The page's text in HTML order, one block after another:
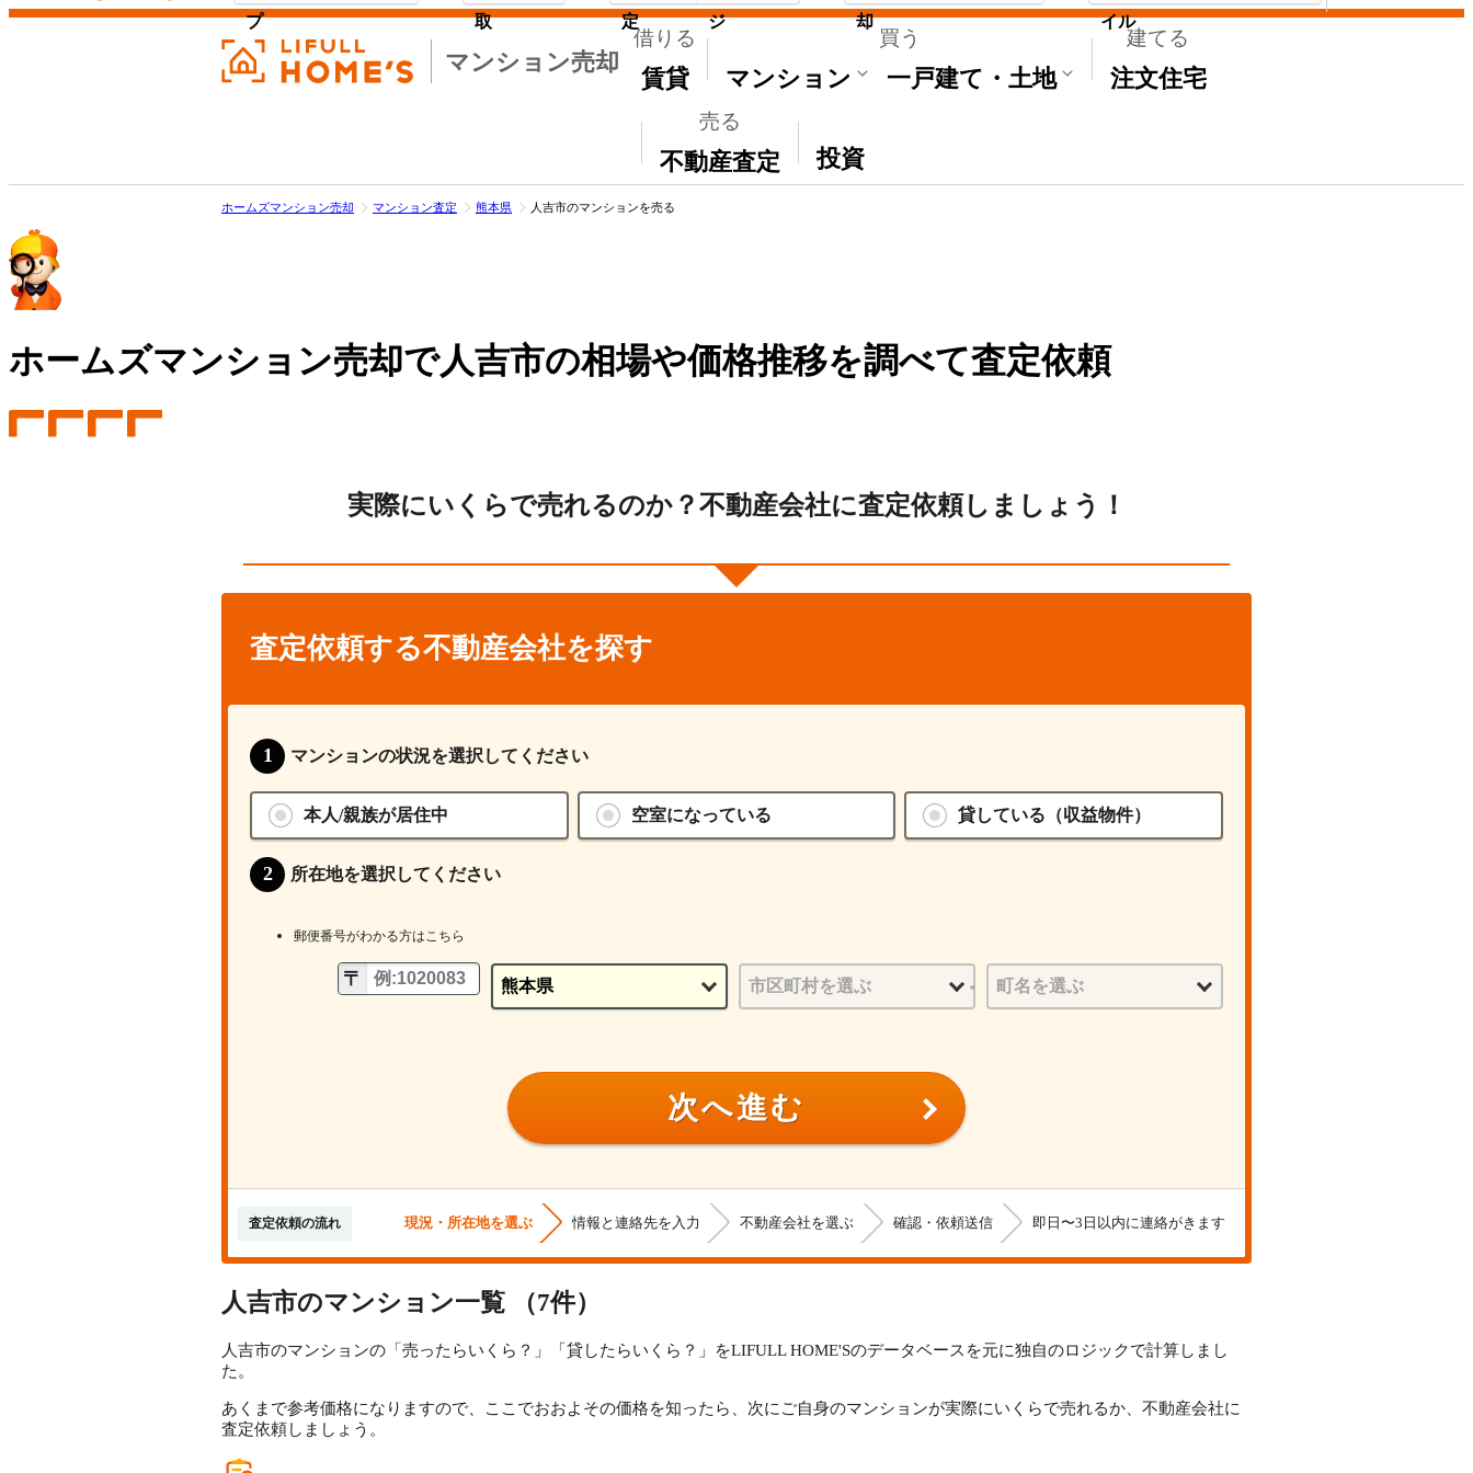
マンション売却
借りる
賃貸
買う
マンション 一戸建て・土地
建てる
注文住宅
売る
不動産査定
その他
投資
プ 取 定 ジ 却 イル
ホームズマンション売却 マンション査定 熊本県 人吉市のマンションを売る
ホームズマンション売却で人吉市の相場や価格推移を調べて査定依頼
実際にいくらで売れるのか？不動産会社に査定依頼しましょう！
査定依頼する不動産会社を探す
マンションの状況を選択してください
本人/親族が居住中 空室になっている 貸している（収益物件）
所在地を選択してください
郵便番号がわかる方はこちら
次へ進む
査定依頼の流れ 現況・所在地を選ぶ 情報と連絡先を入力 不動産会社を選ぶ 確認・依頼送信 即日〜3日以内に連絡がきます
人吉市のマンション一覧 （7件）
人吉市のマンションの「売ったらいくら？」「貸したらいくら？」をLIFULL HOME'Sのデータベースを元に独自のロジックで計算しまし
た。
あくまで参考価格になりますので、ここでおおよその価格を知ったら、次にご自身のマンションが実際にいくらで売れるか、不動産会社に
査定依頼しましょう。